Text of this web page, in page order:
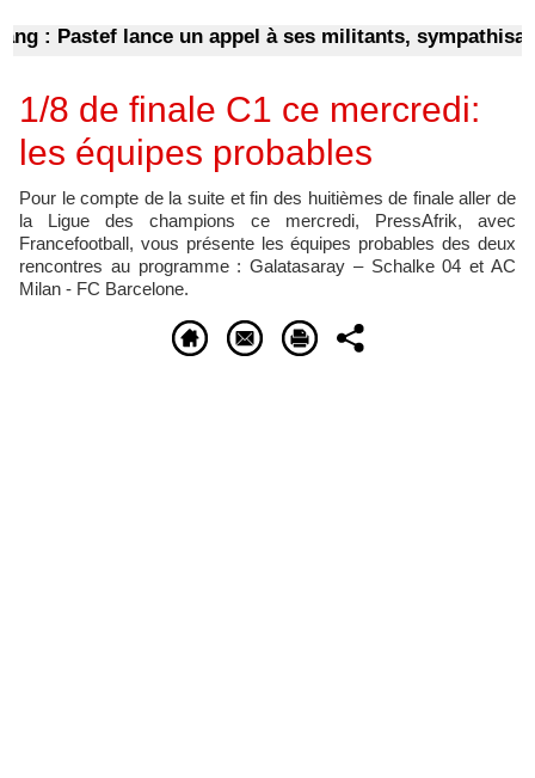
: Pastef lance un appel à ses militants, sympathisants
1/8 de finale C1 ce mercredi:
les équipes probables
Pour le compte de la suite et fin des huitièmes de finale aller de
la Ligue des champions ce mercredi, PressAfrik, avec
Francefootball, vous présente les équipes probables des deux
rencontres au programme : Galatasaray – Schalke 04 et AC
Milan - FC Barcelone.